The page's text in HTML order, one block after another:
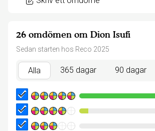
26 omdömen om Dion Isufi
Sedan starten hos Reco 2025
Alla 365 dagar 90 dagar